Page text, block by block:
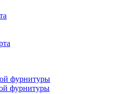
фурнитуры
фурнитуры